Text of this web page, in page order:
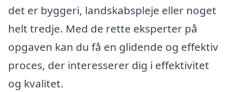
det er byggeri, landskabspleje eller noget
helt tredje. Med de rette eksperter på
opgaven kan du få en glidende og effektiv
proces, der interesserer dig i effektivitet
og kvalitet.